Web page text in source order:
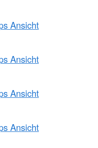
Ansicht
Ansicht
Ansicht
Ansicht